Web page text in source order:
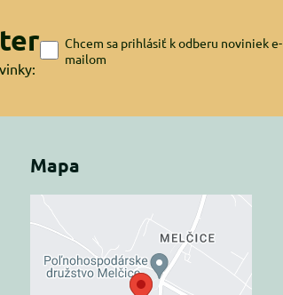
Chcem sa prihlásiť k odberu noviniek e-
mailom
Mapa
Externý obsah je
blokovaný Voľbami
súkromia